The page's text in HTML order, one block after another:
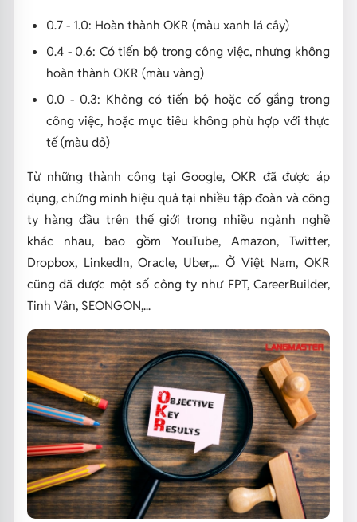
0.7 - 1.0: Hoàn thành OKR (màu xanh lá cây)
0.4 - 0.6: Có tiến bộ trong công việc, nhưng không
hoàn thành OKR (màu vàng)
0.0 - 0.3: Không có tiến bộ hoặc cố gắng trong
công việc, hoặc mục tiêu không phù hợp với thực
tế (màu đỏ)
Từ những thành công tại Google, OKR đã được áp
dụng, chứng minh hiệu quả tại nhiều tập đoàn và công
ty hàng đầu trên thế giới trong nhiều ngành nghề
khác nhau, bao gồm YouTube, Amazon, Twitter,
Dropbox, LinkedIn, Oracle, Uber,... Ở Việt Nam, OKR
cũng đã được một số công ty như FPT, CareerBuilder,
Tinh Vân, SEONGON,...